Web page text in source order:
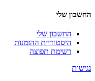
החשבון שלי
החשבון שלי
היסטוריית ההזמנות
רשימת תפוצה
נגישות